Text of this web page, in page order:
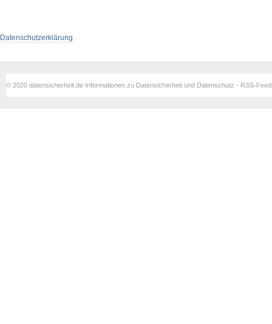
Datenschutzerklärung
© 2020 datensicherheit.de Informationen zu Datensicherheit und Datenschutz - RSS-